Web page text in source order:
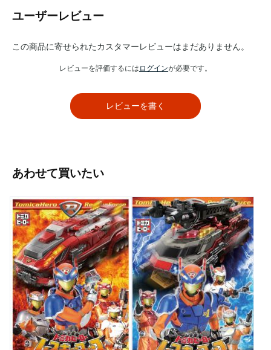
ユーザーレビュー
この商品に寄せられたカスタマーレビューはまだありません。
レビューを評価するには ログインが必要です。
レビューを書く
あわせて買いたい